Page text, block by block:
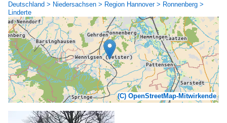
Deutschland > Niedersachsen > Region Hannover > Ronnenberg >
Linderte
(C) OpenStreetMap-Mitwirkende